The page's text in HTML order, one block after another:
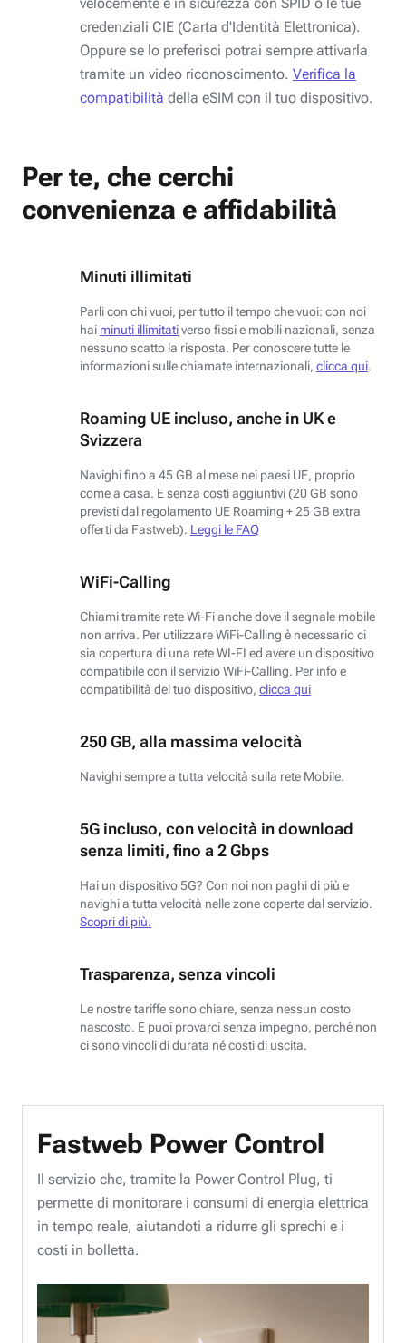
credenziali CIE (Carta d'Identità Elettronica).
Oppure se lo preferisci potrai sempre attivarla
tramite un video riconoscimento. Verifica la
compatibilità della eSIM con il tuo dispositivo.
Per te, che cerchi
convenienza e affidabilità
Minuti illimitati
Parli con chi vuoi, per tutto il tempo che vuoi: con noi
hai minuti illimitativerso fissi e mobili nazionali, senza
nessuno scatto la risposta. Per conoscere tutte le
informazioni sulle chiamate internazionali, clicca qui.
Roaming UE incluso, anche in UK e
Svizzera
Navighi fino a 45 GB al mese nei paesi UE, proprio
come a casa. E senza costi aggiuntivi (20 GB sono
previsti dal regolamento UE Roaming + 25 GB extra
offerti da Fastweb). Leggi le FAQ
WiFi-Calling
Chiami tramite rete Wi-Fi anche dove il segnale mobile
non arriva. Per utilizzare WiFi-Calling è necessario ci
sia copertura di una rete WI-FI ed avere un dispositivo
compatibile con il servizio WiFi-Calling. Per info e
compatibilità del tuo dispositivo, clicca qui
250 GB, alla massima velocità
Navighi sempre a tutta velocità sulla rete Mobile.
5G incluso, con velocità in download
senza limiti, fino a 2 Gbps
Hai un dispositivo 5G? Con noi non paghi di più e
navighi a tutta velocità nelle zone coperte dal servizio.
Scopri di più.
Trasparenza, senza vincoli
Le nostre tariffe sono chiare, senza nessun costo
nascosto. E puoi provarci senza impegno, perché non
ci sono vincoli di durata né costi di uscita.
Fastweb Power Control
Il servizio che, tramite la Power Control Plug, ti
permette di monitorare i consumi di energia elettrica
in tempo reale, aiutandoti a ridurre gli sprechi e i
costi in bolletta.